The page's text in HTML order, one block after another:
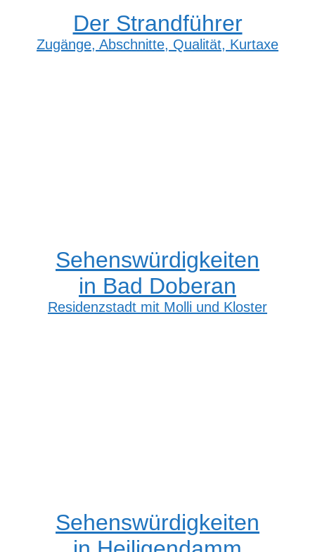
Der Strandführer
Zugänge, Abschnitte, Qualität, Kurtaxe
Sehenswürdigkeiten
in Bad Doberan
Residenzstadt mit Molli und Kloster
Sehenswürdigkeiten